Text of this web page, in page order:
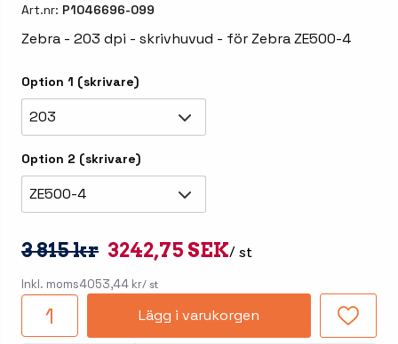
Art.nr: P1046696-099
Zebra - 203 dpi - skrivhuvud - för Zebra ZE500-4
Option 1 (skrivare)
203
Option 2 (skrivare)
ZE500-4
3 815 kr 3242,75 SEK/ st
Inkl. moms4053,44 kr/ st
Lägg i varukorgen